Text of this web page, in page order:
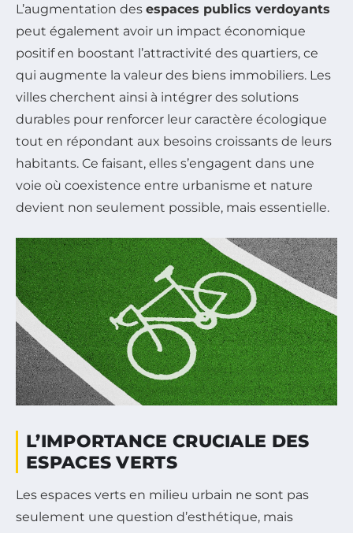
L’augmentation des espaces publics verdoyants
peut également avoir un impact économique
positif en boostant l’attractivité des quartiers, ce
qui augmente la valeur des biens immobiliers. Les
villes cherchent ainsi à intégrer des solutions
durables pour renforcer leur caractère écologique
tout en répondant aux besoins croissants de leurs
habitants. Ce faisant, elles s’engagent dans une
voie où coexistence entre urbanisme et nature
devient non seulement possible, mais essentielle.
L’IMPORTANCE CRUCIALE DES
ESPACES VERTS
Les espaces verts en milieu urbain ne sont pas
seulement une question d’esthétique, mais